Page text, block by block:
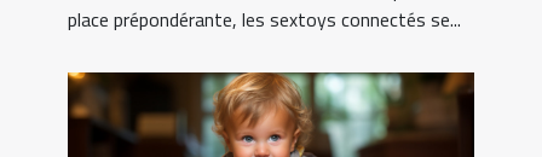
place prépondérante, les sextoys connectés se...